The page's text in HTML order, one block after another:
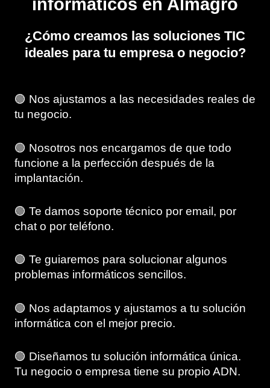
informáticos en Almagro
¿Cómo creamos las soluciones TIC
ideales para tu empresa o negocio?
🟢 Nos ajustamos a las necesidades reales de
tu negocio.
🟢 Nosotros nos encargamos de que todo
funcione a la perfección después de la
implantación.
🟢 Te damos soporte técnico por email, por
chat o por teléfono.
🟢 Te guiaremos para solucionar algunos
problemas informáticos sencillos.
🟢 Nos adaptamos y ajustamos a tu solución
informática con el mejor precio.
🟢 Diseñamos tu solución informática única.
Tu negocio o empresa tiene su propio ADN.